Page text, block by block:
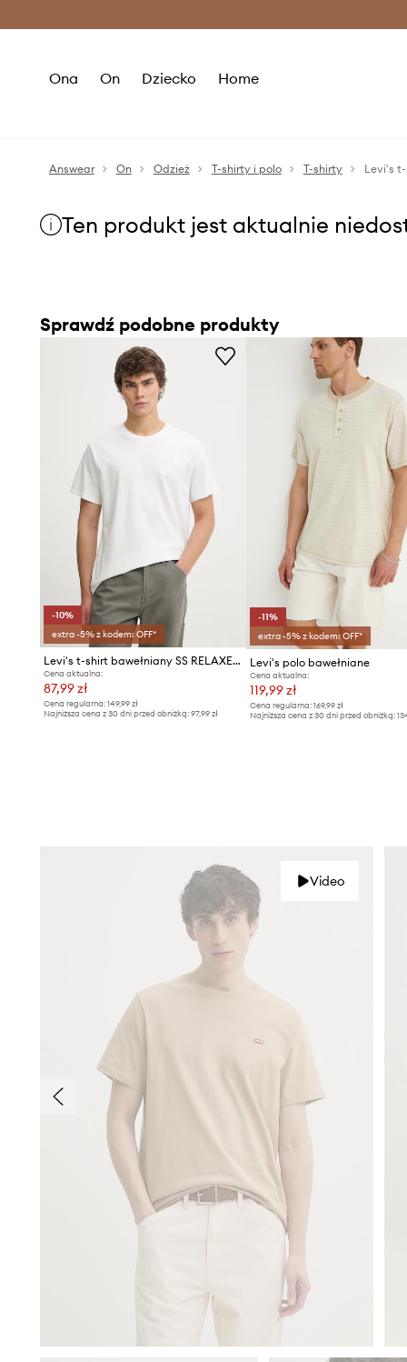
Ona On Dziecko Home
Answear On Odzież T-shirty i polo T-shirty Levi's t-
Ten produkt jest aktualnie
Sprawdź podobne produkty
-10%
extra -5% z kodem: OFF*
Levi's t-shirt bawełniany SS RELAXED FIT
Cena aktualna:
87,99 zł
Cena regularna: 149,99 zł
Najniższa cena z 30 dni przed obniżką: 97,99 zł
-11%
extra -5% z kodem: OFF*
Levi's polo bawełniane
Cena aktualna:
119,99 zł
Cena regularna:169,99 zł
Najniższa cena z 30 dni przed obniżką:
Video